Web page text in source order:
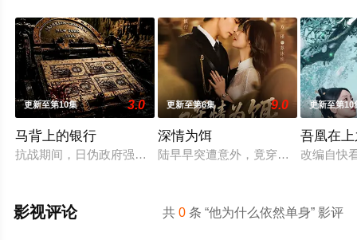
更新至第10集 3.0
马背上的银行
抗战期间，日伪政府强行推广、使用由“中国准备银行”发行的
更新至第6集 9.0
深情为饵
陆早早突遭意外，竟穿越成民国少
更新至第10
吾凰在
改编自快
共0 条 “他为什么依然单身” 影评
影视评论